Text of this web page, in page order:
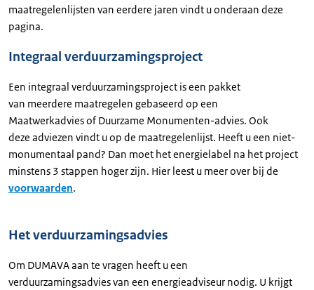
maatregelenlijsten van eerdere jaren vindt u onderaan deze
pagina.
Integraal verduurzamingsproject
Een integraal verduurzamingsproject is een pakket
van meerdere maatregelen gebaseerd op een
Maatwerkadvies of Duurzame Monumenten-advies. Ook
deze adviezen vindt u op de maatregelenlijst. Heeft u een niet-
monumentaal pand? Dan moet het energielabel na het project
minstens 3 stappen hoger zijn. Hier leest u meer over bij de
voorwaarden.
Het verduurzamingsadvies
Om DUMAVA aan te vragen heeft u een
verduurzamingsadvies van een energieadviseur nodig. U krijgt